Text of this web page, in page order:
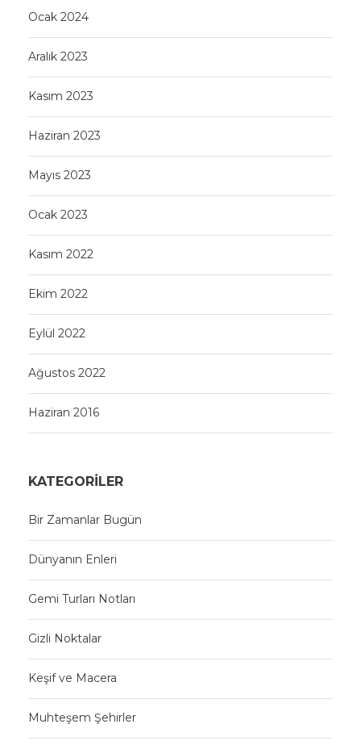
Ocak 2024
Aralık 2023
Kasım 2023
Haziran 2023
Mayıs 2023
Ocak 2023
Kasım 2022
Ekim 2022
Eylül 2022
Ağustos 2022
Haziran 2016
KATEGORILER
Bir Zamanlar Bugün
Dünyanın Enleri
Gemi Turları Notları
Gizli Noktalar
Keşif ve Macera
Muhteşem Şehirler